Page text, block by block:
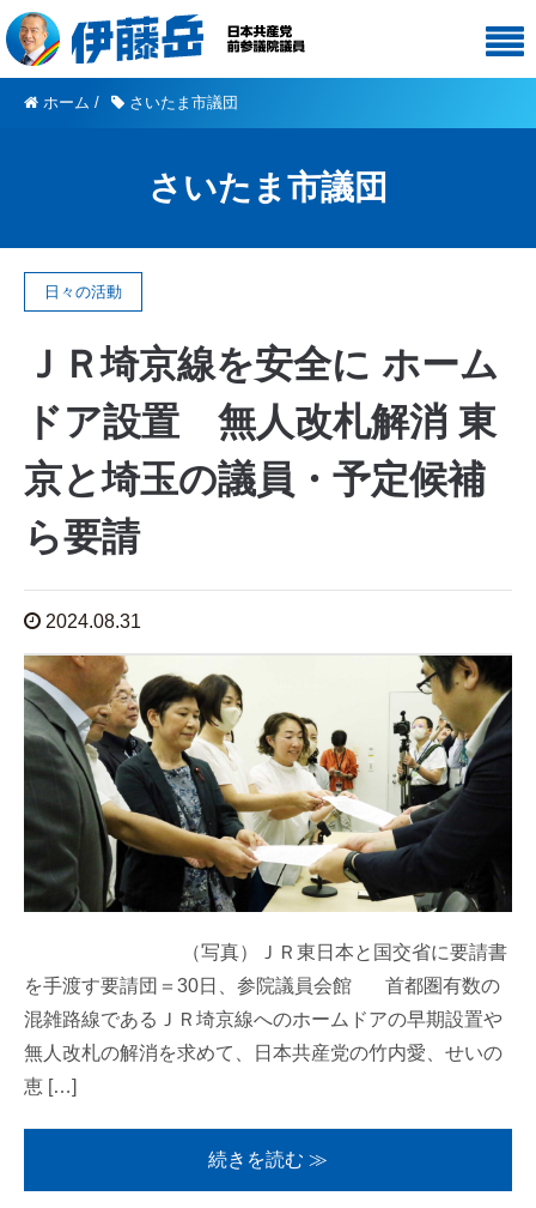
ホーム / さいたま市議団
さいたま市議団
日々の活動
ＪＲ埼京線を安全に ホーム
ドア設置 無人改札解消 東
京と埼玉の議員・予定候補
ら要請
2024.08.31
（写真）ＪＲ東日本と国交省に要請書
を手渡す要請団＝30日、参院議員会館 首都圏有数の
混雑路線であるＪＲ埼京線へのホームドアの早期設置や
無人改札の解消を求めて、日本共産党の竹内愛、せいの
恵 […]
続きを読む ≫